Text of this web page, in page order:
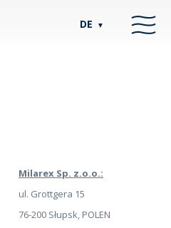
DE ▼
Milarex Sp. z.o.o.:
ul. Grottgera 15
76-200 Słupsk, POLEN